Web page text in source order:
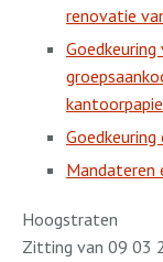
renovatie
Mandateren
Hoogstraten
Zitting van 09 03